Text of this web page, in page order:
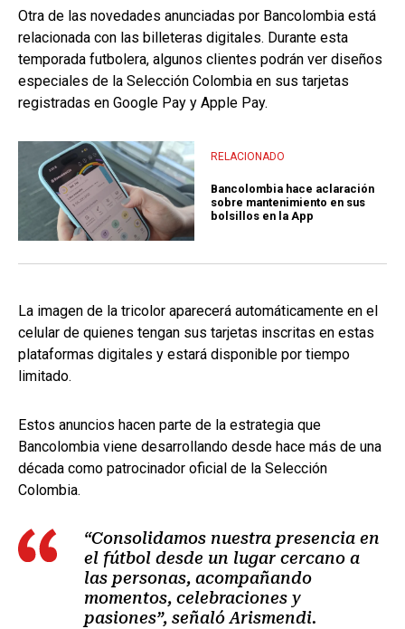
Otra de las novedades anunciadas por Bancolombia está
relacionada con las billeteras digitales. Durante esta
temporada futbolera, algunos clientes podrán ver diseños
especiales de la Selección Colombia en sus tarjetas
registradas en Google Pay y Apple Pay.
RELACIONADO
Bancolombia hace aclaración
sobre mantenimiento en sus
bolsillos en la App
La imagen de la tricolor aparecerá automáticamente en el
celular de quienes tengan sus tarjetas inscritas en estas
plataformas digitales y estará disponible por tiempo
limitado.
Estos anuncios hacen parte de la estrategia que
Bancolombia viene desarrollando desde hace más de una
década como patrocinador oficial de la Selección
Colombia.
“Consolidamos nuestra presencia en
el fútbol desde un lugar cercano a
las personas, acompañando
momentos, celebraciones y
pasiones”, señaló Arismendi.